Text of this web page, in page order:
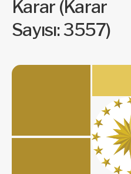
Karar (Karar
Sayısı: 3557)